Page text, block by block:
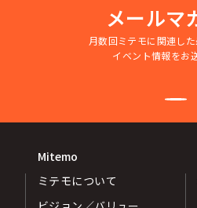
メールマ
月数回ミテモに関連し
イベント情報をお
Mitemo
ミテモについて